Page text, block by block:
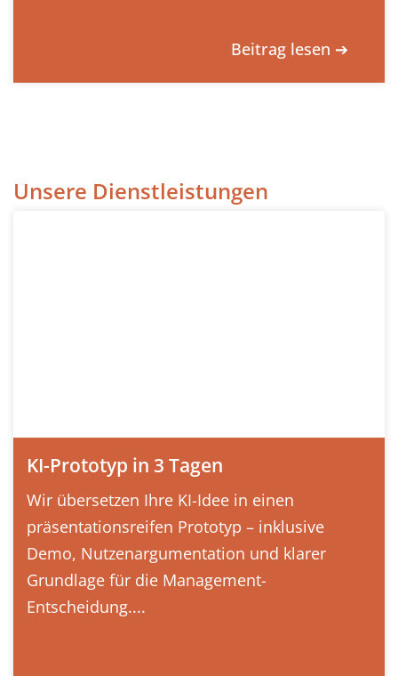
Beitrag lesen ➔
Unsere Dienstleistungen
KI-Prototyp in 3 Tagen
Wir übersetzen Ihre KI-Idee in einen
präsentationsreifen Prototyp – inklusive
Demo, Nutzenargumentation und klarer
Grundlage für die Management-
Entscheidung....